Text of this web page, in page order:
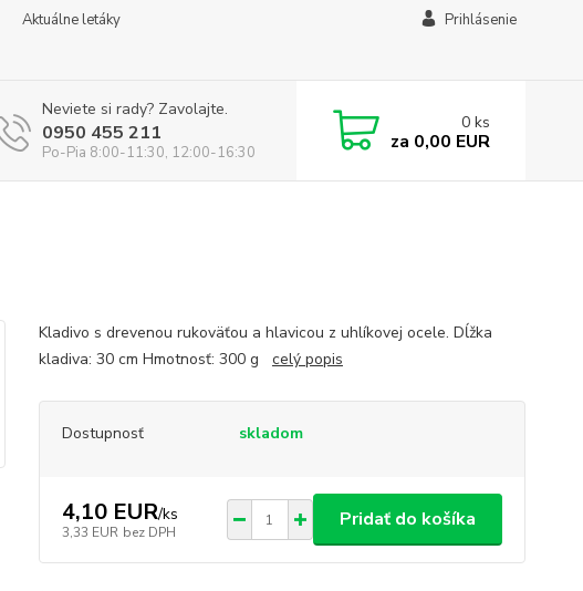
Aktuálne letáky
Prihlásenie
Neviete si rady? Zavolajte.
0950 455 211
Po-Pia 8:00-11:30, 12:00-16:30
0 ks
za 0,00 EUR
Kladivo s drevenou rukoväťou a hlavicou z uhlíkovej ocele. Dĺžka
kladiva: 30 cm Hmotnosť: 300 g celý popis
Dostupnosť skladom
4,10 EUR/ks
3,33 EUR bez DPH
Pridať do košíka